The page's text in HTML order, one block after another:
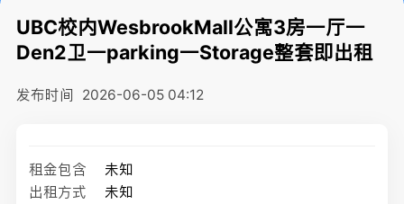
UBC校内WesbrookMall公寓3房一厅一
Den2卫一parking一Storage整套即出租
发布时间 2026-06-05 04:12
租金包含
未知
出租方式
未知